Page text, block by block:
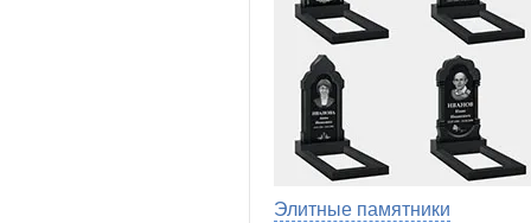
Элитные памятники